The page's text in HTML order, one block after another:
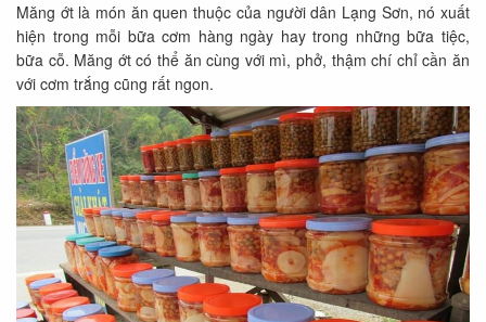
Măng ớt là món ăn quen thuộc của người dân Lạng Sơn, nó xuất
hiện trong mỗi bữa cơm hàng ngày hay trong những bữa tiệc,
bữa cỗ. Măng ớt có thể ăn cùng với mì, phở, thậm chí chỉ cần ăn
với cơm trắng cũng rất ngon.